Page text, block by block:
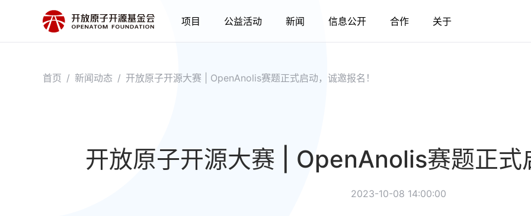
项目 公益活动 新闻 信息公开 合作 关于
首页 / 新闻动态 / 开放原子开源大赛 | OpenAnolis赛题正式启动，诚邀报名！
开放原子开源大赛 | OpenAnolis赛题正式
2023-10-08 14:00:00